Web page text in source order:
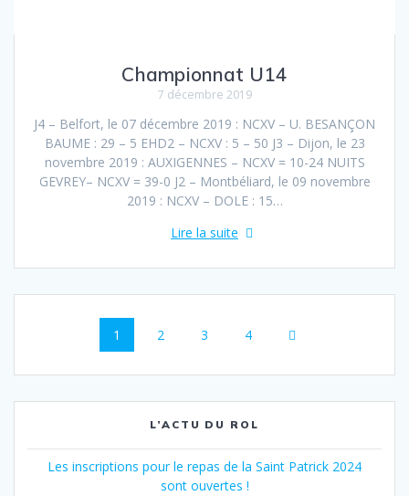
Championnat U14
7 décembre 2019
J4 – Belfort, le 07 décembre 2019 : NCXV – U. BESANÇON
BAUME : 29 – 5 EHD2 – NCXV : 5 – 50 J3 – Dijon, le 23
novembre 2019 : AUXIGENNES – NCXV = 10-24 NUITS
GEVREY– NCXV = 39-0 J2 – Montbéliard, le 09 novembre
2019 : NCXV – DOLE : 15…
Lire la suite
Navigation
sein
articles
Page
1 Page
2 Page
3 Page
4
L’ACTU DU ROL
Les inscriptions pour le repas de la Saint Patrick 2024
sont ouvertes !